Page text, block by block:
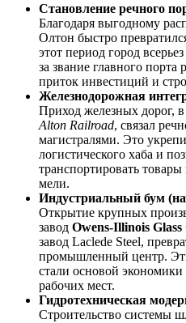
Становление речного
Благодаря выгодному
Олтон быстро
этот период город
за звание главного порта
приток инвестиций и
Железнодорожная
Приход железных дорог,
Alton Railroad, связал
магистралями. Это
логистического хаба и
транспортировать
мели.
Индустриальный бум
Открытие крупных
завод Owens-Illinois
завод Laclede Steel,
промышленный центр.
стали основой экономики
рабочих мест.
Гидротехническая
Строительство системы